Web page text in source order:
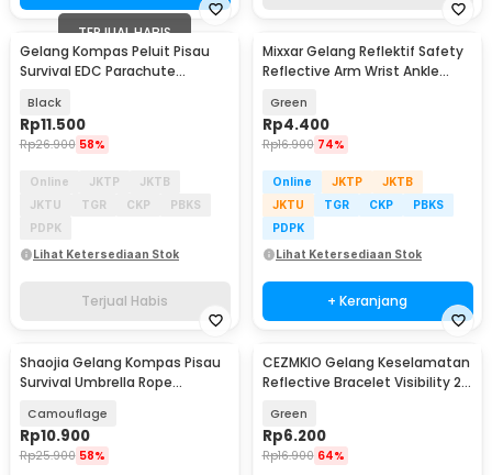
TERJUAL HABIS
Gelang Kompas Peluit Pisau
Survival EDC Parachute
Black
Rp11.500
Rp26.900 58%
Online JKTP
JKTB
JKTU
TGR CKP
PBKS
PDPK
Lihat Ketersediaan Stok
Terjual Habis
Mixxar Gelang Reflektif Safety
Reflective Arm Wrist Ankle
Green
Rp4.400
Rp16.900 74%
Online JKTP
JKTB
JKTU
TGR CKP
PBKS
PDPK
Lihat Ketersediaan Stok
+ Keranjang
Shaojia Gelang Kompas Pisau
Survival Umbrella Rope
Camouflage
Rp10.900
Rp25.900 58%
CEZMKIO Gelang Keselamatan
Reflective Bracelet Visibility 2
Green
Rp6.200
Rp16.900 64%